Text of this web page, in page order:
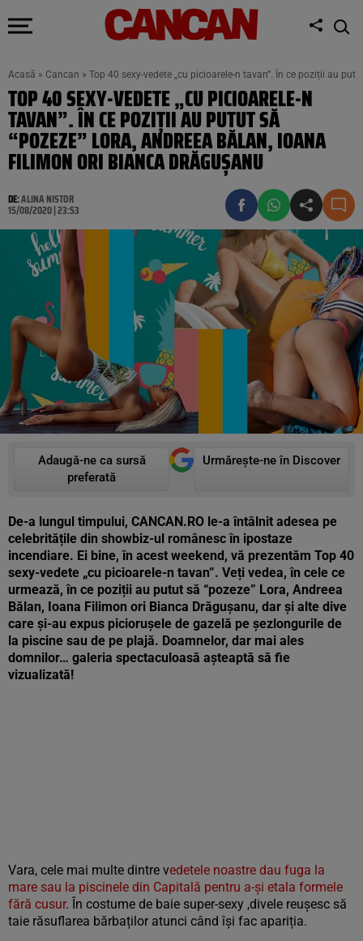
Acasă » Cancan » Top 40 sexy-vedete „cu picioarele-n tavan”. În ce poziții au
TOP 40 SEXY-VEDETE „CU PICIOARELE-N
TAVAN”. ÎN CE POZIȚII AU PUTUT SĂ
“POZEZE” LORA, ANDREEA BĂLAN, IOANA
FILIMON ORI BIANCA DRĂGUȘANU
DE:ALINA NISTOR
15/08/2020 | 23:53
Adaugă-ne ca sursă
preferată
Urmărește-ne în Discover
De-a lungul timpului, CANCAN.RO le-a întâlnit adesea pe
celebritățile din showbiz-ul românesc în ipostaze
incendiare. Ei bine, în acest weekend, vă prezentăm Top 40
sexy-vedete „cu picioarele-n tavan”. Veți vedea, în cele ce
urmează, în ce poziții au putut să “pozeze” Lora, Andreea
Bălan, Ioana Filimon ori Bianca Drăgușanu, dar și alte dive
care și-au expus piciorușele de gazelă pe șezlongurile de
la piscine sau de pe plajă. Doamnelor, dar mai ales
domnilor… galeria spectaculoasă așteaptă să fie
vizualizată!
Vara, cele mai multe dintre vedetele noastre dau fuga la
mare sau la piscinele din Capitală pentru a-și etala formele
fără cusur. În costume de baie super-sexy ,divele reușesc să
taie răsuflarea bărbaților atunci când își fac apariția.